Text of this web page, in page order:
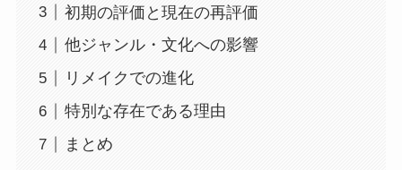
初期の評価と現在の再評価
他ジャンル・文化への影響
リメイクでの進化
特別な存在である理由
まとめ